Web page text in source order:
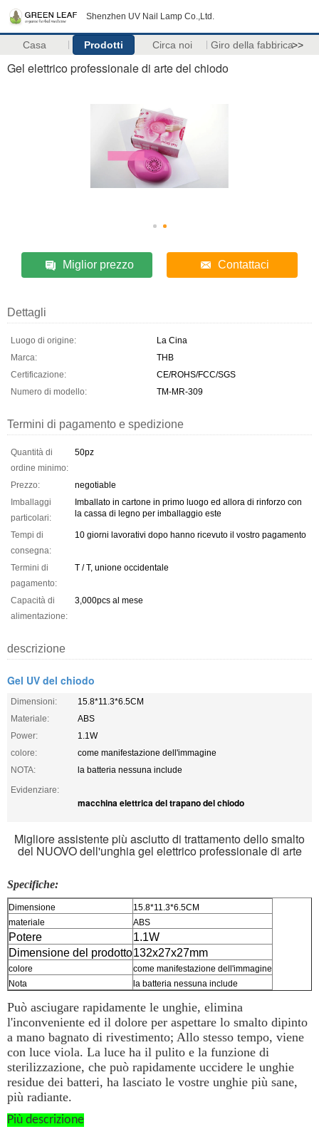
Shenzhen UV Nail Lamp Co.,Ltd.
Casa Prodotti Circa noi Giro della fabbrica>>
Gel elettrico professionale di arte del chiodo
Miglior prezzo Contattaci
Dettagli
Luogo di origine:
La Cina
Marca:
THB
Certificazione:
CE/ROHS/FCC/SGS
Numero di modello:
TM-MR-309
Termini di pagamento e spedizione
Quantità di
ordine minimo:
50pz
Prezzo:
negotiable
Imballaggi
particolari:
Imballato in cartone in primo luogo ed allora di rinforzo con
la cassa di legno per imballaggio este
Tempi di
consegna:
10 giorni lavorativi dopo hanno ricevuto il vostro pagamento
Termini di
pagamento:
T / T, unione occidentale
Capacità di
alimentazione:
3,000pcs al mese
descrizione
Gel UV del chiodo
Dimensioni:
15.8*11.3*6.5CM
Materiale:
ABS
Power:
1.1W
colore:
come manifestazione dell'immagine
NOTA:
la batteria nessuna include
Evidenziare:
macchina elettrica del trapano del chiodo
Migliore assistente più asciutto di trattamento dello smalto
del NUOVO dell'unghia gel elettrico professionale di arte
Specifiche:
Dimensione
15.8*11.3*6.5CM
materiale
ABS
Potere
1.1W
Dimensione del prodotto132x27x27mm
colore
come manifestazione dell'immagine
Nota
la batteria nessuna include
Può asciugare rapidamente le unghie, elimina
l'inconveniente ed il dolore per aspettare lo smalto dipinto
a mano bagnato di rivestimento; Allo stesso tempo, viene
con luce viola. La luce ha il pulito e la funzione di
sterilizzazione, che può rapidamente uccidere le unghie
residue dei batteri, ha lasciato le vostre unghie più sane,
più radiante.
Più descrizione